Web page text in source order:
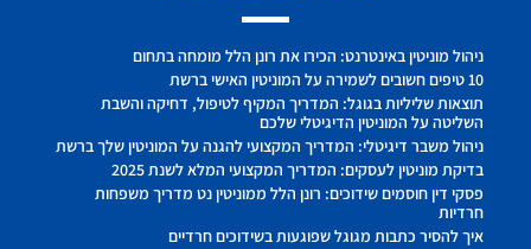
ניהול מוניטין באינטרנט: הכירו את רונן הלל מומחה בתחום
10 טיפים חשובים לשמירה על המוניטין האישי ברשת
תוצאות שליליות בגוגל: המדריך המקיף לטיפול, דחיקה והשבת
השליטה על המוניטין הדיגיטלי שלכם
ניהול משבר דיגיטלי: המדריך המקצועי להגנה על המוניטין שלך ברשת
בדיקת מוניטין לעסקים: המדריך המקצועי המלא לשנת 2025
פסקי דין חוסמים שידוכים: רונן הלל ממוניטין נט מדריך משפחות
חרדיות
איך להסיר כתבות מגוגל שפוגעות בשידוכים חרדיים